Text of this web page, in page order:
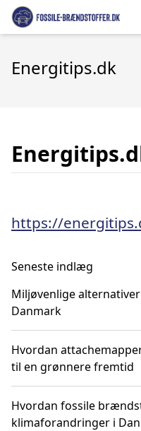
Energitips.dk
https://
Seneste indlæg
Miljøvenlige
Danmark
Hvordan
til en grønnere fremtid
Hvordan fossile
klimaforandringer i